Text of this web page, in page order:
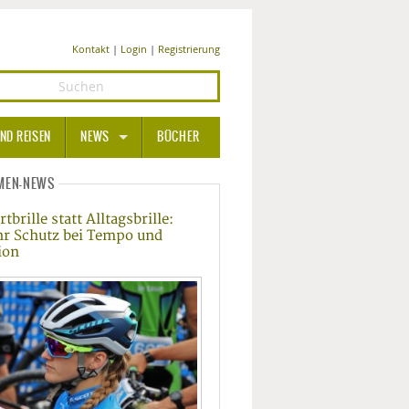
Kontakt| Login | Registrierung
REISEN NEWS
MEDIZIN UND PHARMA
BEAUTY UND PFLEGE
SPORT UND FITNESS
WELLNESS UND REISEN
BÜCHER
NEWS
statt Alltagsbrille:
Schutz bei Tempo und